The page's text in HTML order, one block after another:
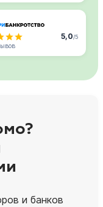
5,0/5
и банков